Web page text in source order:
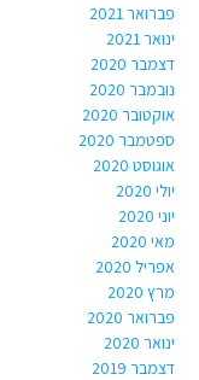
פברואר 2021
ינואר 2021
דצמבר 2020
נובמבר 2020
אוקטובר 2020
ספטמבר 2020
אוגוסט 2020
יולי 2020
יוני 2020
מאי 2020
אפריל 2020
מרץ 2020
פברואר 2020
ינואר 2020
דצמבר 2019